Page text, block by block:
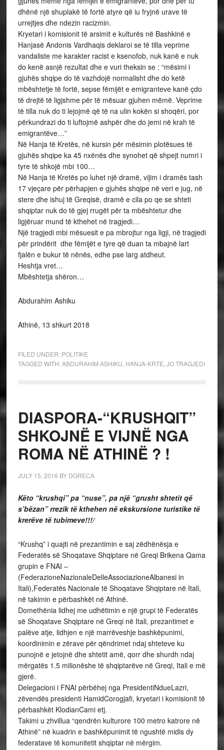
dhënë një shuplakë të fortë atyre që iu fryjnë urave të
urrejtjes dhe ndezin racizmin.
Kryetari i komisionit të arsimit e kulturës në Bashkinë e
Hanjasë Andonis Vardhaqis deklaroi se të tilla veprime
vandaliste me karakter racist e ksenofob, nuk kanë e nuk
do kenë asnjë rezultat dhe e vuri theksin se : “mësimi i
gjuhës shqipe do të vazhdojë normalisht dhe do ketë
mbështetje të fortë, sepse fëmijët e emigranteve kanë çdo
të drejtë të ligjshme për të mësuar gjuhen mëmë. Veprime
të tilla nuk do ti lejojmë që të na ulin kokën si shoqëri, por
përkundrazi do ti luftojmë ashpër dhe do jemi në krah të
emigrantëve…”
Në Hanja të Kretës, në kursin për mësimin plotësues të
gjuhës shqipe ka 45 nxënës dhe synohet që shpejt numri i
tyre të shkojë mbi 100…
Në Hanja të Kretës po luhet një dramë, vijim i dramës tash
17 vjeçare për përhapjen e gjuhës shqipe në veri e jug, në
stere dhe ishuj të Greqisë, dramë e cila po qe se shteti
shqiptar nuk do të gjej rrugët për ta mbështetur dhe
ligjëruar mund të kthehet në tragjedi…
Një tragjedi mbi mësuesit e pa mbrojtur nga ligji, në tragjedi
për prindërit dhe fëmijët e tyre që duan ta mbajnë lart
fjalën e bukur të nënës, edhe pse larg atdheut.
Heshtja vret…
Mbështetja shëron…
Abdurahim Ashiku
Athinë, 13 shkurt 2018
FILED UNDER: POLITIKE
TAGGED WITH:ABDURAHIM ASHIKU HANJA-KRTE JO TRAGJEDI
DIASPORA-“KRUSHQIT”
SHKOJNË E VIJNË NGA
ROMA NË ATHINË ? !
JULY 15, 2016 BY DGRECA
Këto “krushqi” pa “nuse”, pa një “grusht shtetit që
s’bëzan” rrezik të kthehen në ekskursione turistike të
krerëve të tubimeve!!!/
“Krushq” i quajti në prezantimin e saj zëdhënësja e
Federatës së Shoqatave Shqiptare në Greqi Brikena Qama
grupin e FNAI –
(FederazioneNazionaleDelleAssociazioneAlbanesi in
Itali),Federatës Nacionale të Shoqatave Shqiptare në Itali,
në takimin e përbashkët në Athinë.
Domethënia lidhej me udhëtimin e një grupi të Federatës
së Shoqatave Shqiptare në Greqi në Itali, prezantimet e
palëve atje, lidhjen e një marrëveshje bashkëpunimi,
koordinimin e zërave për qëndrimet ndaj shteteve ku
punojnë e jetojnë dhe shtetit amë, qorr dhe shurdh ndaj
mërgatës 1.5 milionëshe të shqiptarëve në Greqi, Itali e më
gjerë.
Delegacioni i FNAI përbëhej nga PresidentiNdueLazri,
zëvendës presidenti HamidCorogjafi, kryetari i komisionit të
përbashkët KlodianCami etj.
Takimi u zhvillua “qendrën kulturore 100 metro katrore në
Athinë” në kuadrin e bashkëpunimit të ngushtë midis dy
federatave të komunitetit shqiptar në mërgim.